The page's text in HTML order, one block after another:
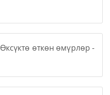
Өксүктө өткөн өмүрлөр -